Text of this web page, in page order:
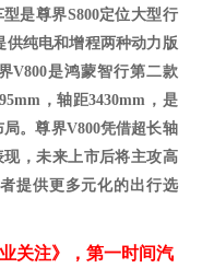
型是尊界S800定位大型行
供纯电和增程两种动力版
V800是鸿蒙智行第二款
，轴距3430mm，是
局。尊界V800凭借超长轴
，未来上市后将主攻高
提供更多元化的出行选
关注》，第一时间汽